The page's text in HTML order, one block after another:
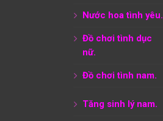
Nước hoa tình yêu.
Đồ chơi tình dục
nữ.
Đồ chơi tình nam.
Tăng sinh lý nam.